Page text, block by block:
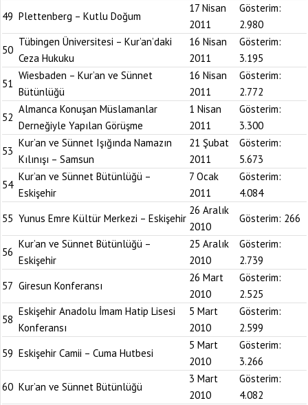
49 Plettenberg – Kutlu Doğum
17 Nisan
2011
Gösterim:
2.980
50
Tübingen Üniversitesi – Kur’an’daki
Ceza Hukuku
16 Nisan
2011
Gösterim:
3.195
51
Wiesbaden – Kur’an ve Sünnet
Bütünlüğü
16 Nisan
2011
Gösterim:
2.772
52
Almanca Konuşan Müslamanlar
Derneğiyle Yapılan Görüşme
1 Nisan
2011
Gösterim:
3.300
53
Kur’an ve Sünnet Işığında Namazın
Kılınışı – Samsun
21 Şubat
2011
Gösterim:
5.673
54
Kur’an ve Sünnet Bütünlüğü –
Eskişehir
7 Ocak
2011
Gösterim:
4.084
55 Yunus Emre Kültür Merkezi – Eskişehir
26 Aralık
2010
Gösterim: 266
56
Kur’an ve Sünnet Bütünlüğü –
Eskişehir
25 Aralık
2010
Gösterim:
2.739
57 Giresun Konferansı
26 Mart
2010
Gösterim:
2.525
58
Eskişehir Anadolu İmam Hatip Lisesi
Konferansı
5 Mart
2010
Gösterim:
2.599
59 Eskişehir Camii – Cuma Hutbesi
5 Mart
2010
Gösterim:
3.266
60 Kur’an ve Sünnet Bütünlüğü
3 Mart
2010
Gösterim:
4.082